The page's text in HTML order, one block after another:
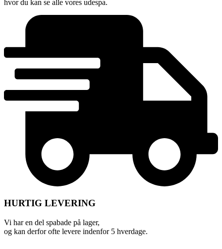
hvor du kan se alle vores udespa.
HURTIG LEVERING
Vi har en del spabade på lager,
og kan derfor ofte levere indenfor 5 hverdage.